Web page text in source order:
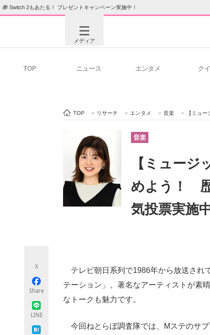
🎁 Switch 2もあたる！ プレゼントキャンペーン実施中！
メディア
ビジネスと働き方のヒント
ITエンジニア向け専門サイト
ちょっと気になるネットの話題
TOP ニュース エンタメ ク
TOP > リサーチ > エンタメ > 音楽 > 【ミュー
音楽
【ミュー
めよう！
気投票実施中
X
Share
LINE
テレビ朝日系列で1986年から放送され
テーション」。著名なアーティストが素
なトークも魅力です。
今回ねとらぼ調査隊では、Mステのサ